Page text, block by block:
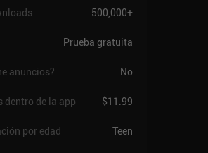
500,000+
Prueba gratuita
anuncios? No
dentro de la app $11.99
por edad Teen